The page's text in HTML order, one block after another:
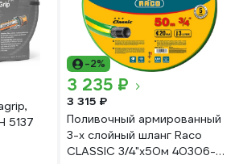
5137
-2%
3 235 ₽
3 315 ₽
Поливочный армированный
3-х слойный шланг Raco
CLASSIC 3/4"x50м 40306-